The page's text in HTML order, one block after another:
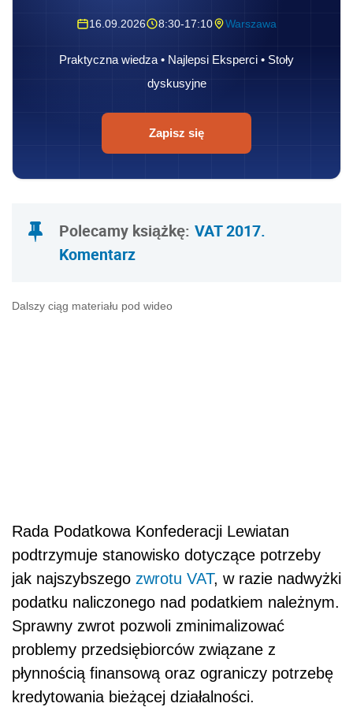
16.09.2026 8:30-17:10 Warszawa
Praktyczna wiedza • Najlepsi Eksperci • Stoły
dyskusyjne
Zapisz się
Polecamy książkę: VAT 2017.
Komentarz
Dalszy ciąg materiału pod wideo
Rada Podatkowa Konfederacji Lewiatan
podtrzymuje stanowisko dotyczące potrzeby
jak najszybszego zwrotu VAT, w razie nadwyżki
podatku naliczonego nad podatkiem należnym.
Sprawny zwrot pozwoli zminimalizować
problemy przedsiębiorców związane z
płynnością finansową oraz ograniczy potrzebę
kredytowania bieżącej działalności.